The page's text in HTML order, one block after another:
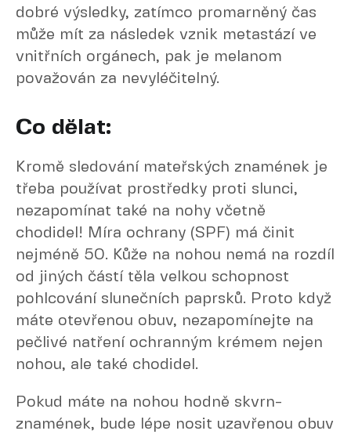
dobré výsledky, zatímco promarněný čas
může mít za následek vznik metastází ve
vnitřních orgánech, pak je melanom
považován za nevyléčitelný.
Co dělat:
Kromě sledování mateřských znamének je
třeba používat prostředky proti slunci,
nezapomínat také na nohy včetně
chodidel! Míra ochrany (SPF) má činit
nejméně 50. Kůže na nohou nemá na rozdíl
od jiných částí těla velkou schopnost
pohlcování slunečních paprsků. Proto když
máte otevřenou obuv, nezapomínejte na
pečlivé natření ochranným krémem nejen
nohou, ale také chodidel.
Pokud máte na nohou hodně skvrn-
znamének, bude lépe nosit uzavřenou obuv